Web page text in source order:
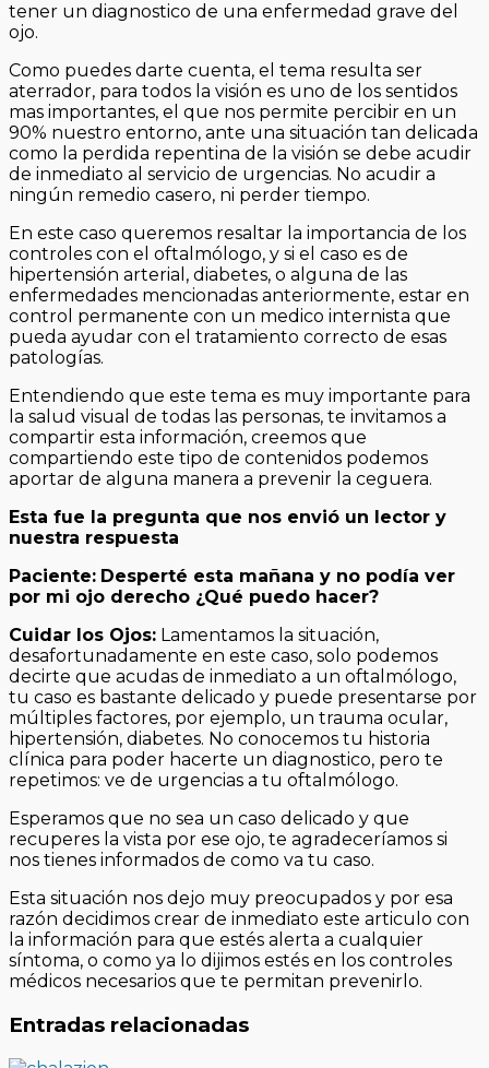
tener un diagnostico de una enfermedad grave del
ojo.
Como puedes darte cuenta, el tema resulta ser
aterrador, para todos la visión es uno de los sentidos
mas importantes, el que nos permite percibir en un
90% nuestro entorno, ante una situación tan delicada
como la perdida repentina de la visión se debe acudir
de inmediato al servicio de urgencias. No acudir a
ningún remedio casero, ni perder tiempo.
En este caso queremos resaltar la importancia de los
controles con el oftalmólogo, y si el caso es de
hipertensión arterial, diabetes, o alguna de las
enfermedades mencionadas anteriormente, estar en
control permanente con un medico internista que
pueda ayudar con el tratamiento correcto de esas
patologías.
Entendiendo que este tema es muy importante para
la salud visual de todas las personas, te invitamos a
compartir esta información, creemos que
compartiendo este tipo de contenidos podemos
aportar de alguna manera a prevenir la ceguera.
Esta fue la pregunta que nos envió un lector y
nuestra respuesta
Paciente: Desperté esta mañana y no podía ver
por mi ojo derecho ¿Qué puedo hacer?
Cuidar los Ojos: Lamentamos la situación,
desafortunadamente en este caso, solo podemos
decirte que acudas de inmediato a un oftalmólogo,
tu caso es bastante delicado y puede presentarse por
múltiples factores, por ejemplo, un trauma ocular,
hipertensión, diabetes. No conocemos tu historia
clínica para poder hacerte un diagnostico, pero te
repetimos: ve de urgencias a tu oftalmólogo.
Esperamos que no sea un caso delicado y que
recuperes la vista por ese ojo, te agradeceríamos si
nos tienes informados de como va tu caso.
Esta situación nos dejo muy preocupados y por esa
razón decidimos crear de inmediato este articulo con
la información para que estés alerta a cualquier
síntoma, o como ya lo dijimos estés en los controles
médicos necesarios que te permitan prevenirlo.
Entradas relacionadas